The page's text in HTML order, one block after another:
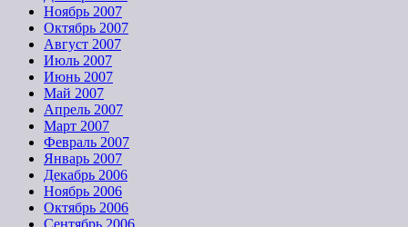
Ноябрь 2007
Октябрь 2007
Август 2007
Июль 2007
Июнь 2007
Май 2007
Апрель 2007
Март 2007
Февраль 2007
Январь 2007
Декабрь 2006
Ноябрь 2006
Октябрь 2006